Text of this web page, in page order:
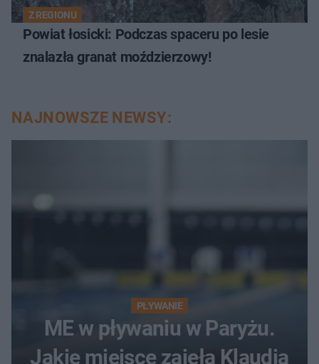
Z REGIONU
Powiat łosicki: Podczas spaceru po lesie
znalazła granat moździerzowy!
NAJNOWSZE NEWSY:
PŁYWANIE
ME w pływaniu w Paryżu.
Jakie miejsce zajęła Klaudia